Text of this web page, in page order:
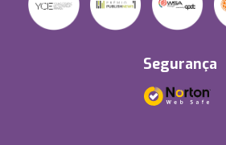
Segurança